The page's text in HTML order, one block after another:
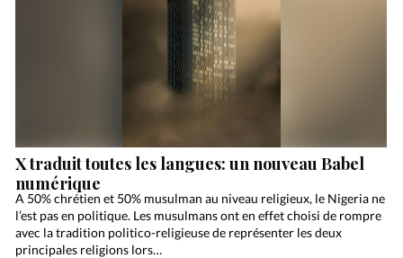
X traduit toutes les langues: un nouveau Babel
numérique
A 50% chrétien et 50% musulman au niveau religieux, le Nigeria ne
l’est pas en politique. Les musulmans ont en effet choisi de rompre
avec la tradition politico-religieuse de représenter les deux
principales religions lors…